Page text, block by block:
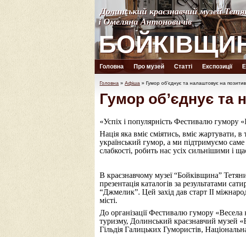
Долинський краєзнавчий музей
і Омеляна Антоновичів
Долинський краєзнавчий музей
і Омеляна Антоновичів
Головна Про музей Статті Експозиції
Головна » Афіша » Гумор об’єднує та налаштовує на
Гумор об’єднує та
«Успіх і популярність Фестивалю гумору
Нація яка вміє сміятись, вміє жартувати,
український гумор, а ми підтримуємо
слабкості, робить нас усіх сильнішими і
В краєзнавчому музеї “Бойківщина”
презентація каталогів за результатами
“Джмелик”. Цей захід дав старт ІІ
місті.
До організації Фестивалю гумору
туризму, Долинський краєзнавчий музей
Гільдія Галицьких Гумористів,